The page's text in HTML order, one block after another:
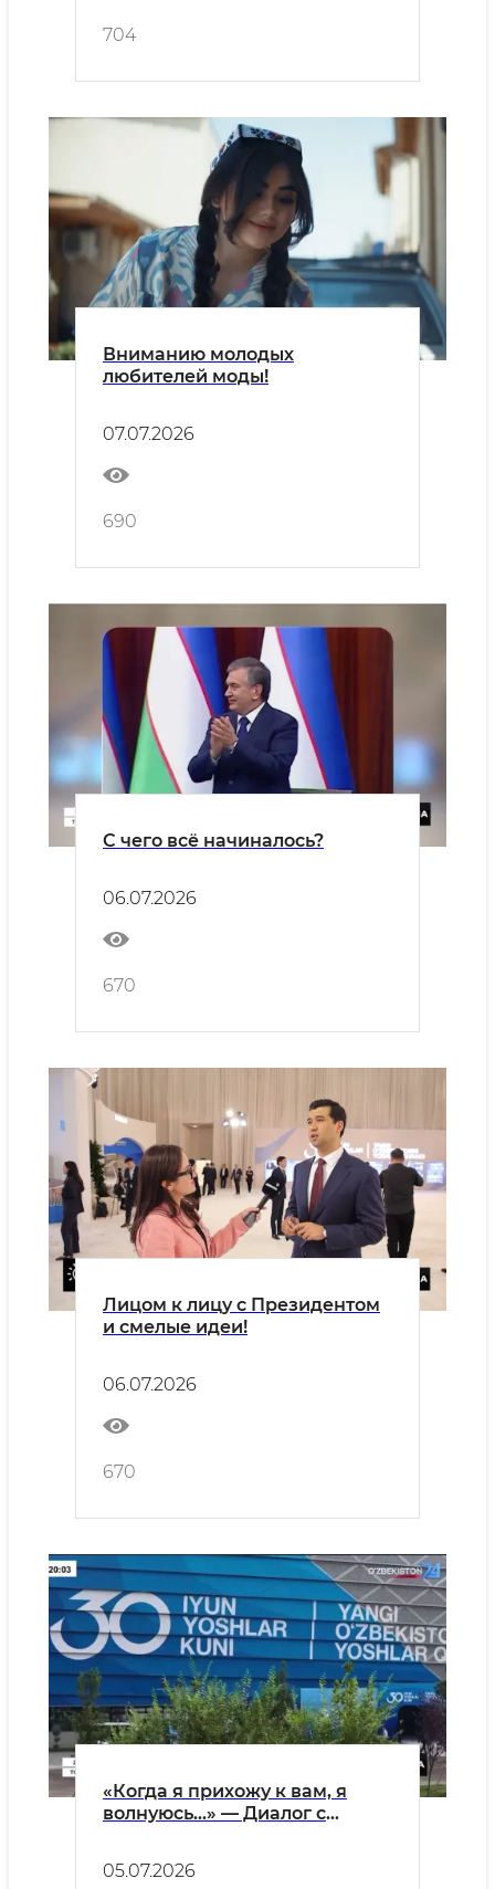
704
Вниманию молодых
любителей моды!
07.07.2026
690
С чего всё начиналось?
06.07.2026
670
Лицом к лицу с Президентом
и смелые идеи!
06.07.2026
670
«Когда я прихожу к вам, я
волнуюсь…» — Диалог с
05.07.2026